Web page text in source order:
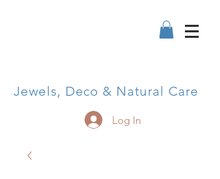
Jewels, Deco & Natural Care
Log In